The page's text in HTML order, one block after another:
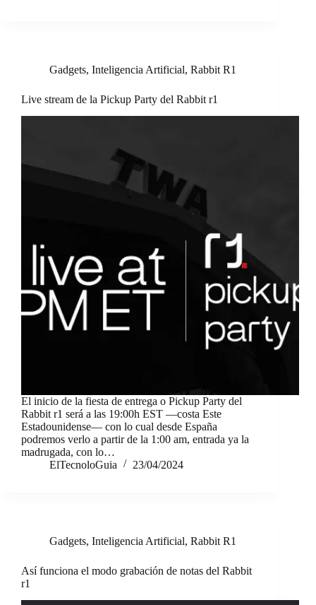
Gadgets, Inteligencia Artificial, Rabbit R1
Live stream de la Pickup Party del Rabbit r1
El inicio de la fiesta de entrega o Pickup Party del
Rabbit r1 será a las 19:00h EST —costa Este
Estadounidense— con lo cual desde España
podremos verlo a partir de la 1:00 am, entrada ya la
madrugada, con lo…
ElTecnoloGuia
23/04/2024
Gadgets, Inteligencia Artificial, Rabbit R1
Así funciona el modo grabación de notas del Rabbit
r1